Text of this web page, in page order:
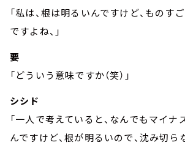
「私は、根は明るいんですけど、ものす
ですよね、」
要
「どういう意味ですか（笑）」
シシド
「一人で考えていると、なんでもマイナ
んですけど、根が明るいので、沈み切ら